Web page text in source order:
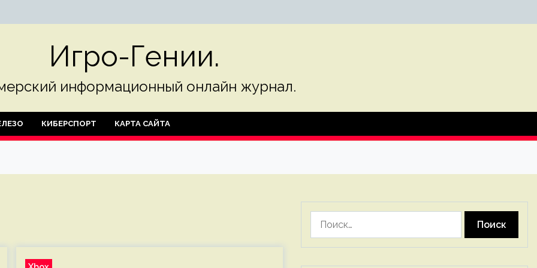
Игро-Гении.
информационный онлайн журнал.
КИБЕРСПОРТ КАРТА САЙТА